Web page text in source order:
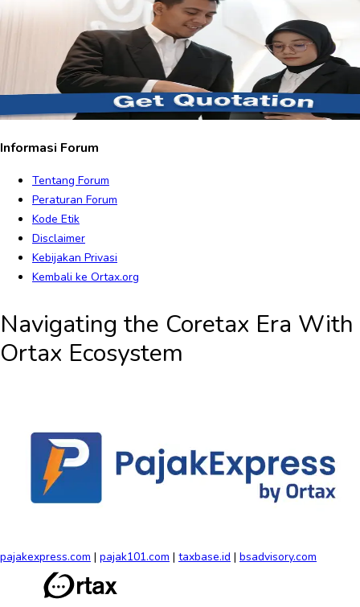
Informasi Forum
Tentang Forum
Peraturan Forum
Kode Etik
Disclaimer
Kebijakan Privasi
Kembali ke Ortax.org
Navigating the Coretax Era With
Ortax Ecosystem
pajakexpress.com | pajak101.com | taxbase.id | bsadvisory.com